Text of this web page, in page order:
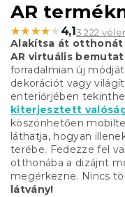
AR
★★★★★
★★★★★ 4,1 3 222
Alakítsa át otthonát
AR virtuális
forradalmian új
dekorációt vagy
enteriőrjében
kiterjesztett
köszönhetően
láthatja, hogyan
terébe. Fedezze fel
otthonába a dizájnt
megérkezne. Nincs
látvány!